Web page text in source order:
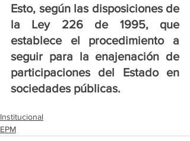
Esto, según las disposiciones de
la Ley 226 de 1995, que
establece el procedimiento a
seguir para la enajenación de
participaciones del Estado en
sociedades públicas.
Institucional
EPM